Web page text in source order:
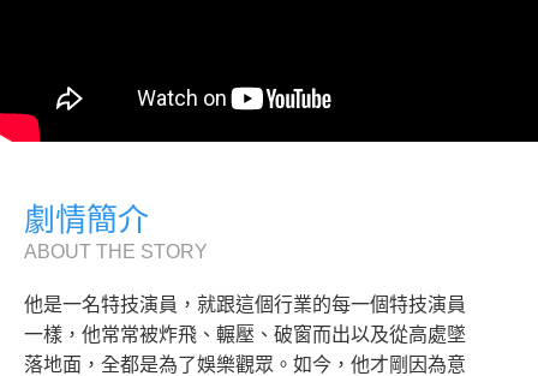
劇情簡介
ABOUT THE STORY
他是一名特技演員，就跟這個行業的每一個特技演員
一樣，他常常被炸飛、輾壓、破窗而出以及從高處墜
落地面，全都是為了娛樂觀眾。如今，他才剛因為意